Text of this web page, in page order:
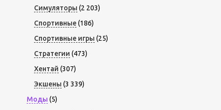
Симуляторы (2 203)
Спортивные(186)
Спортивные игры (25)
Стратегии (473)
Хентай (307)
Экшены (3 339)
Моды (5)